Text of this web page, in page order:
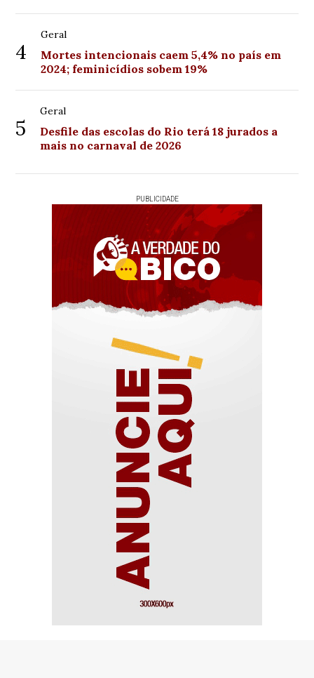
4
Geral
Mortes intencionais caem 5,4% no país em
2024; feminicídios sobem 19%
5
Geral
Desfile das escolas do Rio terá 18 jurados a
mais no carnaval de 2026
PUBLICIDADE